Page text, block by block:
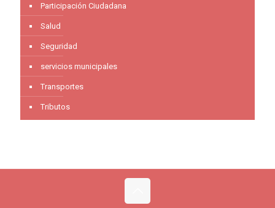
Participación Ciudadana
Salud
Seguridad
servicios municipales
Transportes
Tributos